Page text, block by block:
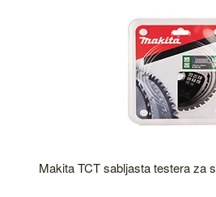
Makita TCT sabljasta testera za